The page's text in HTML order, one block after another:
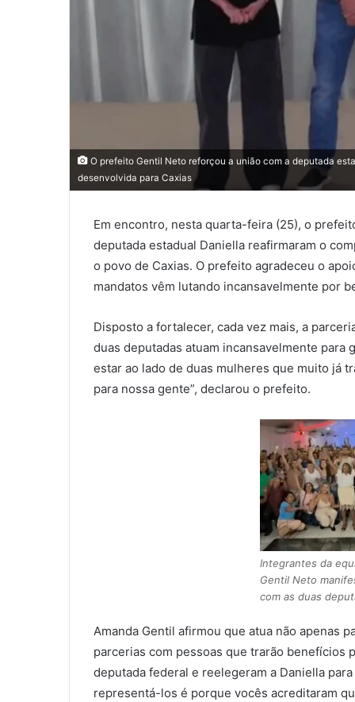
O prefeito Gentil Neto reforçou a união com a deputada
desenvolvida para Caxias
Em encontro, nesta quarta-feira (25), o
deputada estadual Daniella reafirmaram o
o povo de Caxias. O prefeito agradeceu o
mandatos vêm lutando incansavelmente por
Disposto a fortalecer, cada vez mais, a
duas deputadas atuam incansavelmente para
estar ao lado de duas mulheres que muito já
para nossa gente”, declarou o prefeito.
Integrantes da
Gentil Neto
com as duas
Amanda Gentil afirmou que atua não apenas
parcerias com pessoas que trarão benefícios
deputada federal e reelegeram a Daniella
representá-los é porque vocês acreditaram